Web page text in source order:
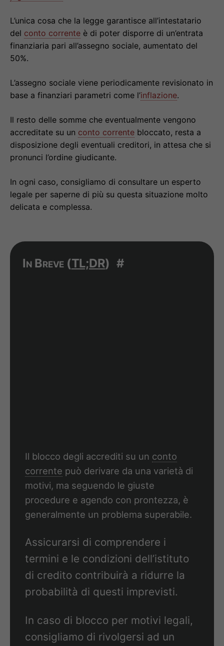
L’unica cosa che la legge garantisce all’intestatario
del conto corrente è di poter disporre di un’entrata
finanziaria pari all’assegno sociale, aumentato del
50%.
L’assegno sociale viene periodicamente revisionato in
base a finanziari parametri come l’inflazione.
Il resto delle somme che eventualmente vengono
accreditate su un conto corrente bloccato, resta a
disposizione degli eventuali creditori, in attesa che si
pronunci l’ordine giudicante.
In ogni caso, consigliamo di consultare un esperto
legale per saperne di più su questa situazione molto
delicata e complessa.
In Breve (TL;DR) #
Il blocco degli accrediti su un conto
corrente può derivare da una varietà di
motivi, ma seguendo le giuste
procedure e agendo con prontezza, è
generalmente un problema superabile.
Assicurarsi di comprendere i
termini e le condizioni dell’istituto
di credito contribuirà a ridurre la
probabilità di questi imprevisti.
In caso di blocco per motivi legali,
consigliamo di rivolgersi ad un